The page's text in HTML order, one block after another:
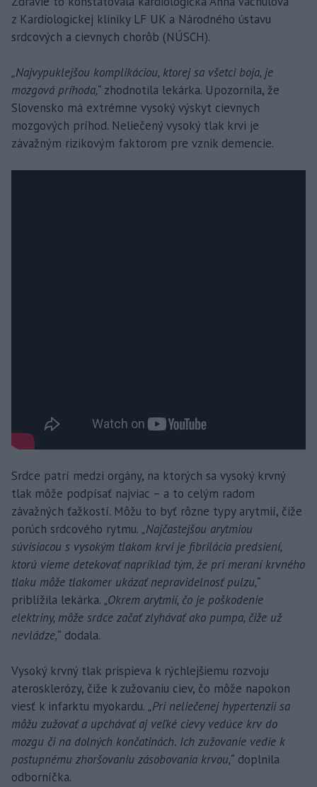
z Kardiologickej kliniky LF UK a Národného ústavu
srdcových a cievnych chorôb (NÚSCH).
„Najvypuklejšou komplikáciou, ktorej sa všetci boja, je
mozgová príhoda,“ zhodnotila lekárka. Upozornila, že
Slovensko má extrémne vysoký výskyt cievnych
mozgových príhod. Neliečený vysoký tlak krvi je
závažným rizikovým faktorom pre vznik demencie.
Srdce patrí medzi orgány, na ktorých sa vysoký krvný
tlak môže podpísať najviac – a to celým radom
závažných ťažkostí. Môžu to byť rôzne typy arytmií, čiže
porúch srdcového rytmu. „Najčastejšou arytmiou
súvisiacou s vysokým tlakom krvi je fibrilácia predsiení,
ktorú vieme detekovať napríklad tým, že pri meraní krvného
tlaku môže tlakomer ukázať nepravidelnosť pulzu,“
priblížila lekárka. „Okrem arytmií, čo je poškodenie
elektriny, môže srdce začať zlyhávať ako pumpa, čiže už
nevládze,“ dodala.
Vysoký krvný tlak prispieva k rýchlejšiemu rozvoju
aterosklerózy, čiže k zužovaniu ciev, čo môže napokon
viesť k infarktu myokardu. „Pri neliečenej hypertenzii sa
môžu zužovať a upchávať aj veľké cievy vedúce krv do
mozgu či na dolných končatinách. Ich zužovanie vedie k
postupnému zhoršovaniu zásobovania krvou,“ doplnila
odborníčka.